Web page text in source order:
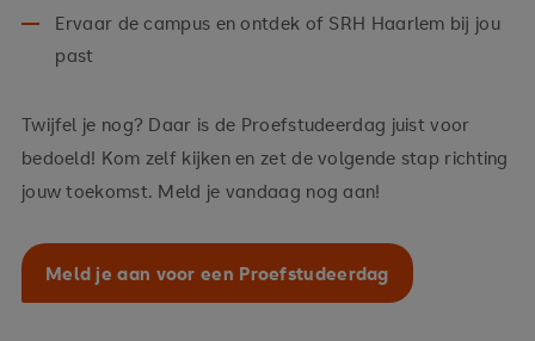
Ervaar de campus en ontdek of SRH Haarlem bij jou
past
Twijfel je nog? Daar is de Proefstudeerdag juist voor
bedoeld! Kom zelf kijken en zet de volgende stap richting
jouw toekomst. Meld je vandaag nog aan!
Meld je aan voor een Proefstudeerdag